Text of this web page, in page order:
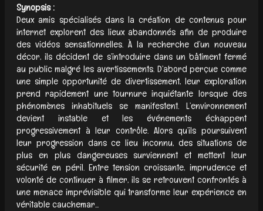
Synopsis :
Deux amis spécialisés dans la création de contenus pour
internet explorent des lieux abandonnés afin de produire
des vidéos sensationnelles. À la recherche d’un nouveau
décor, ils décident de s’introduire dans un bâtiment fermé
au public malgré les avertissements. D’abord perçue comme
une simple opportunité de divertissement, leur exploration
prend rapidement une tournure inquiétante lorsque des
phénomènes inhabituels se manifestent. L’environnement
devient instable et les événements échappent
progressivement à leur contrôle. Alors qu’ils poursuivent
leur progression dans ce lieu inconnu, des situations de
plus en plus dangereuses surviennent et mettent leur
sécurité en péril. Entre tension croissante, imprudence et
volonté de continuer à filmer, ils se retrouvent confrontés à
une menace imprévisible qui transforme leur expérience en
véritable cauchemar...